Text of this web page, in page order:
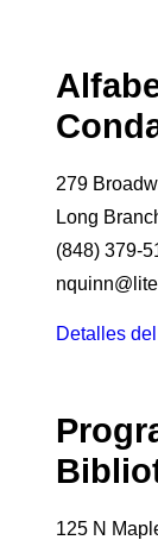
279
Long
(848) 379-
Detalles
125 N